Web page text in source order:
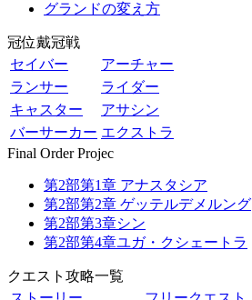
グランドの変え方
冠位戴冠戦
セイバー
アーチャー
ランサー
ライダー
キャスター
アサシン
バーサーカー エクストラ
Final Order Projec
第2部第1章 アナスタシア
第2部第2章 ゲッテルデメルング
第2部第3章シン
第2部第4章ユガ・クシェートラ
クエスト攻略一覧